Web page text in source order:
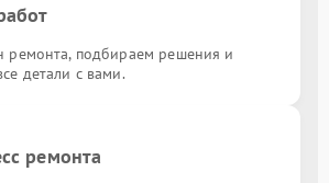
ремонта, подбираем решения и
детали с вами.
ремонта